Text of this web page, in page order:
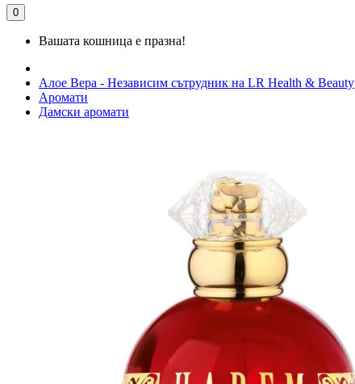
0
Вашата кошница е празна!
Алое Вера - Независим сътрудник на LR Health & Beauty
Аромати
Дамски аромати